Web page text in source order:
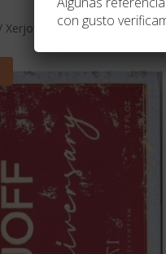
Elle Anniversary de
con gusto